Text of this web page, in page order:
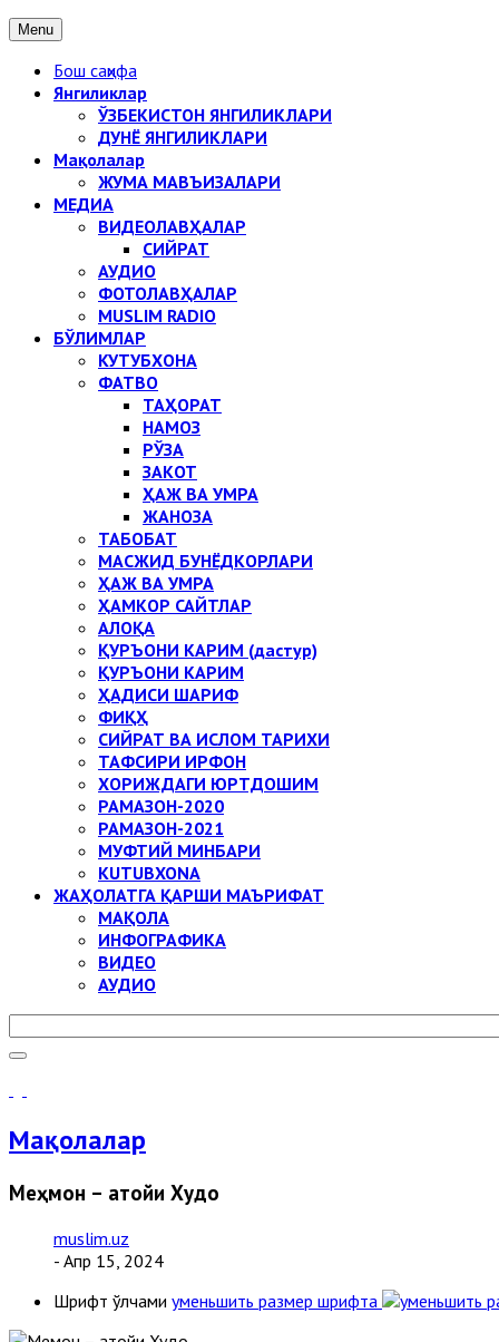
Menu
Бош саҳифа
Янгиликлар
ЎЗБЕКИСТОН ЯНГИЛИКЛАРИ
ДУНЁ ЯНГИЛИКЛАРИ
Мақолалар
ЖУМА МАВЪИЗАЛАРИ
МЕДИА
ВИДЕОЛАВҲАЛАР
СИЙРАТ
АУДИО
ФОТОЛАВҲАЛАР
MUSLIM RADIO
БЎЛИМЛАР
КУТУБХОНА
ФАТВО
ТАҲОРАТ
НАМОЗ
РЎЗА
ЗАКОТ
ҲАЖ ВА УМРА
ЖАНОЗА
ТАБОБАТ
МАСЖИД БУНЁДКОРЛАРИ
ҲАЖ ВА УМРА
ҲАМКОР САЙТЛАР
АЛОҚА
ҚУРЪОНИ КАРИМ (дастур)
ҚУРЪОНИ КАРИМ
ҲАДИСИ ШАРИФ
ФИҚҲ
СИЙРАТ ВА ИСЛОМ ТАРИХИ
ТАФСИРИ ИРФОН
ХОРИЖДАГИ ЮРТДОШИМ
РАМАЗОН-2020
РАМАЗОН-2021
МУФТИЙ МИНБАРИ
KUTUBXONA
ЖАҲОЛАТГА ҚАРШИ МАЪРИФАТ
МАҚОЛА
ИНФОГРАФИКА
ВИДЕО
АУДИО
Мақолалар
Меҳмон – атойи Худо
muslim.uz
- Апр 15, 2024
Шрифт ўлчами уменьшить размер шрифта